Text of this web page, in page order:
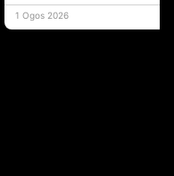
1 Ogos 2026